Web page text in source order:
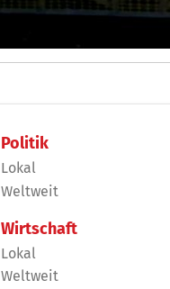
Politik
Lokal
Weltweit
Wirtschaft
Lokal
Weltweit